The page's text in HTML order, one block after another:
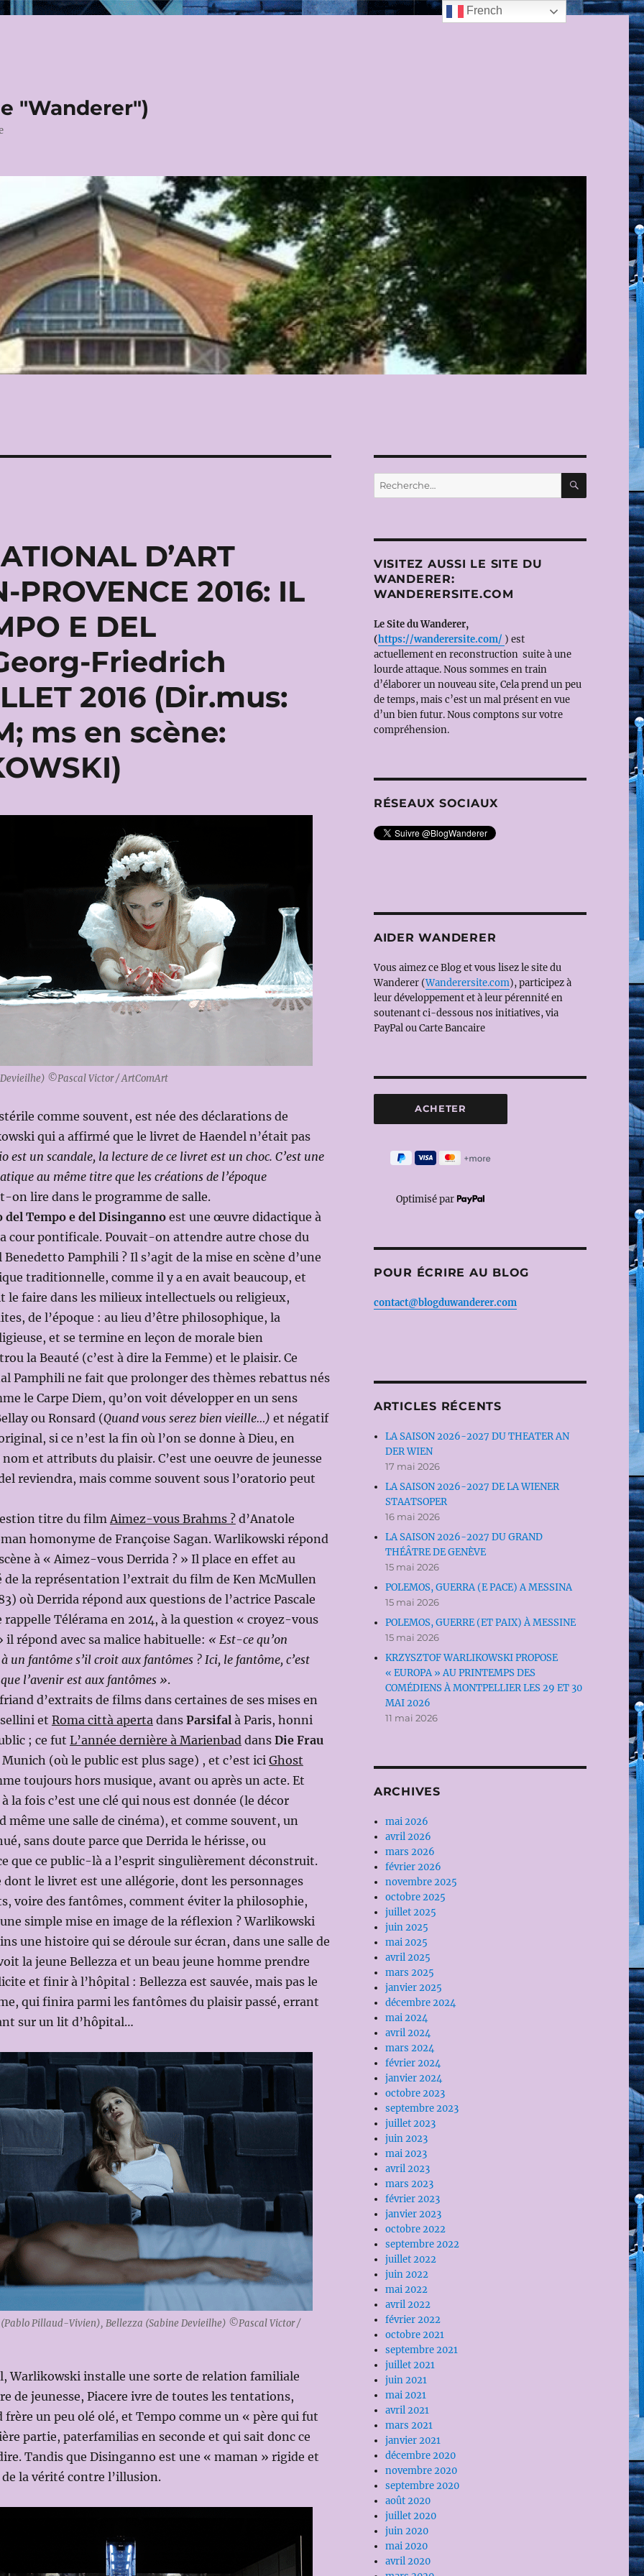
"Wanderer")
D’ART
PROVENCE 2016: IL
E DEL
Friedrich
2016 (Dir.mus:
ms en scène:
©Pascal Victor / ArtComArt
comme souvent, est née des déclarations de
qui a affirmé que le livret de Haendel n’était pas
est un scandale, la lecture de ce livret est un choc. C’est une
au même titre que les créations de l’époque
on lire dans le programme de salle.
Tempo e del Disingannoest une œuvre didactique à
cour pontificale. Pouvait-on attendre autre chose du
Pamphili ? Il s’agit de la mise en scène d’une
traditionnelle, comme il y a en avait beaucoup, et
le faire dans les milieux intellectuels ou religieux,
de l’époque : au lieu d’être philosophique, la
et se termine en leçon de morale bien
la Beauté (c’est à dire la Femme) et le plaisir. Ce
Pamphili ne fait que prolonger des thèmes rebattus nés
le Carpe Diem, qu’on voit développer en un sens
ou Ronsard (Quand vous serez bien vieille…) et négatif
si ce n’est la fin où l’on se donne à Dieu, en
et attributs du plaisir. C’est une oeuvre de jeunesse
reviendra, mais comme souvent sous l’oratorio peut
titre du filmAimez-vous Brahms ?d’Anatole
homonyme de Françoise Sagan. Warlikowski répond
à « Aimez-vous Derrida ? » Il place en effet au
de la représentation l’extrait du film de Ken McMullen
où Derrida répond aux questions de l’actrice Pascale
rappelle Télérama en 2014, à la question « croyez-vous
il répond avec sa malice habituelle: « Est-ce qu’on
un fantôme s’il croit aux fantômes ? Ici, le fantôme, c’est
l’avenir est aux fantômes ».
d’extraits de films dans certaines de ses mises en
et Roma città apertadans Parsifalà Paris, honni
; ce fut L’année dernière à Marienbaddans Die Frau
(où le public est plus sage) , et c’est ici Ghost
toujours hors musique, avant ou après un acte. Et
la fois c’est une clé qui nous est donnée (le décor
même une salle de cinéma), et comme souvent, un
sans doute parce que Derrida le hérisse, ou
que ce public-là a l’esprit singulièrement déconstruit.
dont le livret est une allégorie, dont les personnages
voire des fantômes, comment éviter la philosophie,
simple mise en image de la réflexion ? Warlikowski
une histoire qui se déroule sur écran, dans une salle de
la jeune Bellezza et un beau jeune homme prendre
et finir à l’hôpital : Bellezza est sauvée, mais pas le
qui finira parmi les fantômes du plaisir passé, errant
sur un lit d’hôpital…
(Pablo Pillaud-Vivien), Bellezza (Sabine Devieilhe) ©Pascal Victor /
Warlikowski installe une sorte de relation familiale
de jeunesse, Piacere ivre de toutes les tentations,
frère un peu olé olé, et Tempo comme un « père qui fut
partie, paterfamilias en seconde et qui sait donc ce
Tandis que Disinganno est une « maman » rigide et
la vérité contre l’illusion.
Recherche
pour :
VISITEZ AUSSI LE SITE DU
WANDERER:
WANDERERSITE.COM
Le Site du Wanderer,
(https://wanderersite.com/ ) est
actuellement en reconstruction suite à une
lourde attaque. Nous sommes en train
d’élaborer un nouveau site, Cela prend un peu
de temps, mais c’est un mal présent en vue
d’un bien futur. Nous comptons sur votre
compréhension.
RÉSEAUX SOCIAUX
AIDER WANDERER
Vous aimez ce Blog et vous lisez le site du
Wanderer (Wanderersite.com), participez à
leur développement et à leur pérennité en
soutenant ci-dessous nos initiatives, via
PayPal ou Carte Bancaire
Optimisé par
POUR ÉCRIRE AU BLOG
contact@blogduwanderer.com
ARTICLES RÉCENTS
LA SAISON 2026-2027 DU THEATER AN
DER WIEN
17 mai 2026
LA SAISON 2026-2027 DE LA WIENER
STAATSOPER
16 mai 2026
LA SAISON 2026-2027 DU GRAND
THÉÂTRE DE GENÈVE
15 mai 2026
POLEMOS, GUERRA (E PACE) A MESSINA
15 mai 2026
POLEMOS, GUERRE (ET PAIX) À MESSINE
15 mai 2026
KRZYSZTOF WARLIKOWSKI PROPOSE
« EUROPA » AU PRINTEMPS DES
COMÉDIENS À MONTPELLIER LES 29 ET 30
MAI 2026
11 mai 2026
ARCHIVES
mai 2026
avril 2026
mars 2026
février 2026
novembre 2025
octobre 2025
juillet 2025
juin 2025
mai 2025
avril 2025
mars 2025
janvier 2025
décembre 2024
mai 2024
avril 2024
mars 2024
février 2024
janvier 2024
octobre 2023
septembre 2023
juillet 2023
juin 2023
mai 2023
avril 2023
mars 2023
février 2023
janvier 2023
octobre 2022
septembre 2022
juillet 2022
juin 2022
mai 2022
avril 2022
février 2022
octobre 2021
septembre 2021
juillet 2021
juin 2021
mai 2021
avril 2021
mars 2021
janvier 2021
décembre 2020
novembre 2020
septembre 2020
août 2020
juillet 2020
juin 2020
mai 2020
avril 2020
French